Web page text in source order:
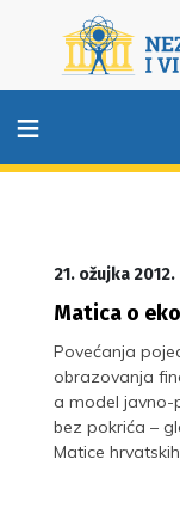
≡
21. ožujka 2012.
Matica o
Povećanja
obrazovanja
a model javno-
bez pokrića –
Matice